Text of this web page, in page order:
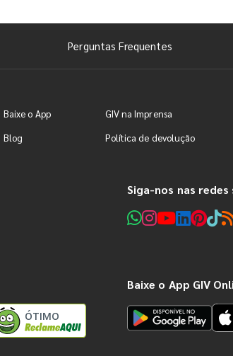
Perguntas Frequentes
Baixe o App GIV na Imprensa
Blog Política de devolução
Siga-nos nas redes
ÓTIMO
Baixe o App GIV